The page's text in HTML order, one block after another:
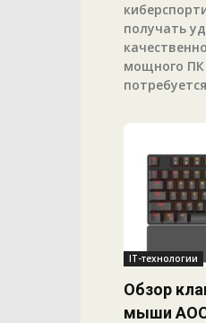
получать
мощного
IT-технологии
Обзор
мыши